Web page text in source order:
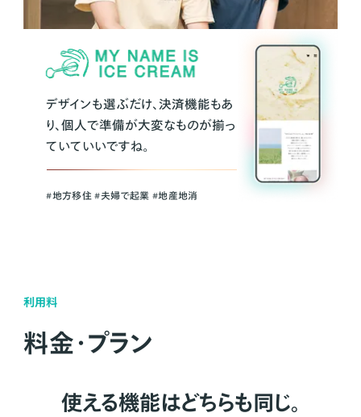
デザインも選ぶだけ、決済機能もあ
り、個人で準備が大変なものが揃っ
ていていいですね。
#地方移住 #夫婦で起業 #地産地消
利用料
料金・プラン
使える機能はどちらも同じ。